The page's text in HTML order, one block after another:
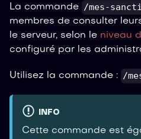
La commande /mes-
membres de consulter
le serveur, selon le niveau
configuré par les
Utilisez la commande : /
INFO
Cette commande est